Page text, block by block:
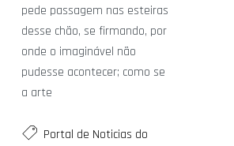
pede passagem nas esteiras
desse chão, se firmando, por
onde o imaginável não
pudesse acontecer; como se
a arte
Portal de Noticias do